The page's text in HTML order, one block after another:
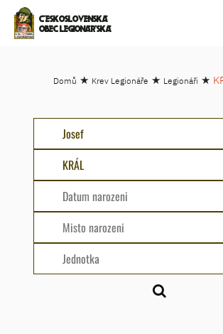
ČESKOSLOVENSKÁ
OBEC LEGIONÁŘSKÁ
Domů ★ Krev Legionáře ★ Legionáři ★